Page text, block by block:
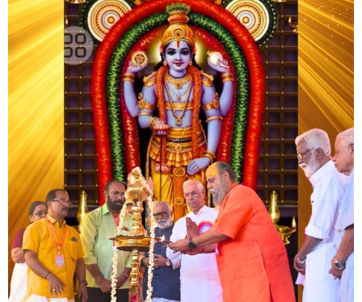
Privacy
Policy
Terms
Use